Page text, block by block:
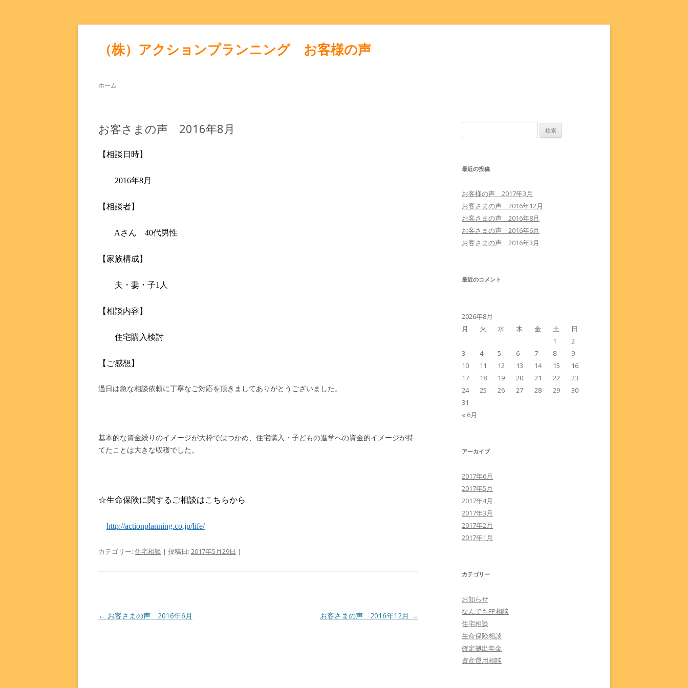
（株）アクションプランニング お客様の声
ホーム
お客さまの声 2016年8月
【相談日時】
2016年8月
【相談者】
A さん 40代男性
【家族構成】
夫・妻・子1人
【相談内容】
住宅購入検討
【ご感想】
過日は急な相談依頼に丁寧なご対応を頂きましてありがとうございました。
基本的な資金繰りのイメージが大枠ではつかめ、住宅購入・子どもの進学への資金的イメージが持
てたことは大きな収穫でした。
☆生命保険に関するご相談はこちらから
http://actionplanning.co.jp/life/
カテゴリー: 住宅相談 | 投稿日: 2017年5月29日 |
投稿ナビゲーション
← お客さまの声 2016年6月 お客さまの声 2016年12月 →
最近の投稿
お客様の声 2017年3月
お客さまの声 2016年12月
お客さまの声 2016年8月
お客さまの声 2016年6月
お客さまの声 2016年3月
最近のコメント
2026年8月
月
火 水 木 金 土 日
« 6月
1
2
3
4 5 6 7 8
9
10
11 12 13 14 15
16
17
18 19 20 21 22
23
24
25 26 27 28 29
30
31
アーカイブ
2017年6月
2017年5月
2017年4月
2017年3月
2017年2月
2017年1月
カテゴリー
お知らせ
なんでもFP相談
住宅相談
生命保険相談
確定拠出年金
資産運用相談